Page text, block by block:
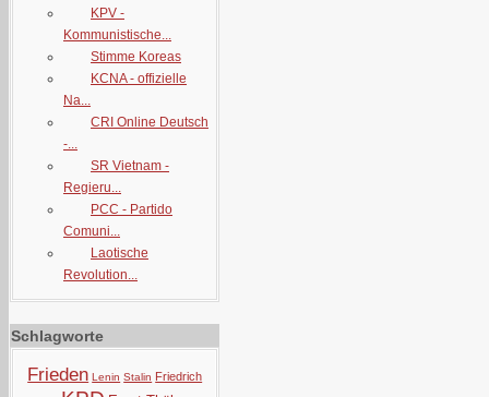
KPV -
Kommunistische...
Stimme Koreas
KCNA - offizielle
Na...
CRI Online Deutsch
-...
SR Vietnam -
Regieru...
PCC - Partido
Comuni...
Laotische
Revolution...
Schlagworte
Frieden Lenin Stalin Friedrich